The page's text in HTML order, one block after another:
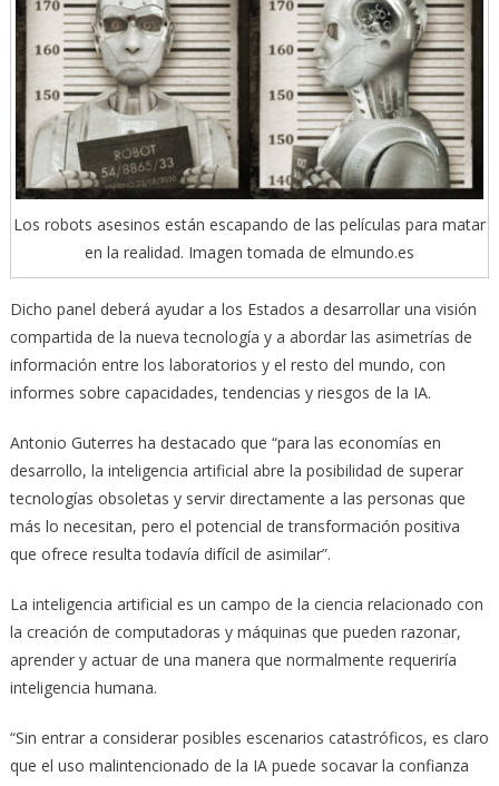
Los robots asesinos están escapando de las películas para matar
en la realidad. Imagen tomada de elmundo.es
Dicho panel deberá ayudar a los Estados a desarrollar una visión
compartida de la nueva tecnología y a abordar las asimetrías de
información entre los laboratorios y el resto del mundo, con
informes sobre capacidades, tendencias y riesgos de la IA.
Antonio Guterres ha destacado que “para las economías en
desarrollo, la inteligencia artificial abre la posibilidad de superar
tecnologías obsoletas y servir directamente a las personas que
más lo necesitan, pero el potencial de transformación positiva
que ofrece resulta todavía difícil de asimilar”.
La inteligencia artificial es un campo de la ciencia relacionado con
la creación de computadoras y máquinas que pueden razonar,
aprender y actuar de una manera que normalmente requeriría
inteligencia humana.
“Sin entrar a considerar posibles escenarios catastróficos, es claro
que el uso malintencionado de la IA puede socavar la confianza